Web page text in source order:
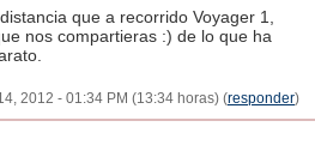
que a recorrido Voyager 1,
nos compartieras :) de lo que ha
2012 - 01:34 PM (13:34 horas) (responder)